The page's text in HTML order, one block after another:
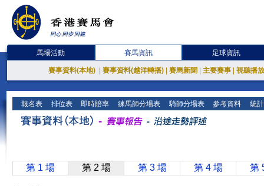
馬場活動 賽馬資訊 足球資訊
賽事資料(本地) 賽事資料(越洋轉播) 賽馬新聞 主要賽事 視聽播
報名表 排位表 即時賠率 練馬師分場表 騎師分場表 參考資料 統
第 1 場 第 2 場 第 3 場 第 4 場 第